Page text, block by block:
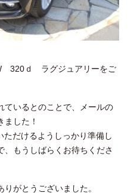
320ｄ ラグジュアリーをご
ているとのことで、メールの
した！
だけるようしっかり準備し
、もうしばらくお待ちくださ
がとうございました。